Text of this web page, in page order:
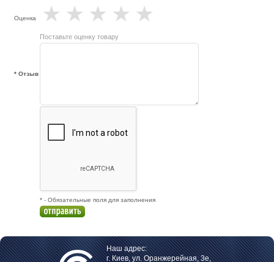
Оценка ★
★
★
★
★
Поставьте оценку товару
* Отзыв
* - Обязательные поля для заполнения
Наш адрес:
г. Киев, ул. Оранжерейная, 3е,